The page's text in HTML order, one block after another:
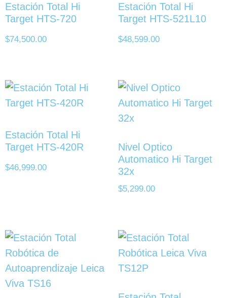
Estación Total Hi
Target HTS-720
$74,500.00
Estación Total Hi
Target HTS-521L10
$48,599.00
Estación Total Hi
Target HTS-420R
$46,999.00
Nivel Optico
Automatico Hi Target
32x
$5,299.00